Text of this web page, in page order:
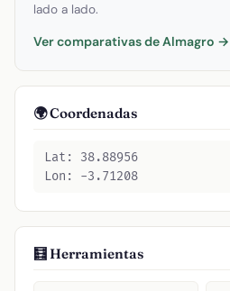
lado a lado.
Ver comparativas de Almagro →
🌍 Coordenadas
Lat: 38.88956
Lon: -3.71208
🧮 Herramientas